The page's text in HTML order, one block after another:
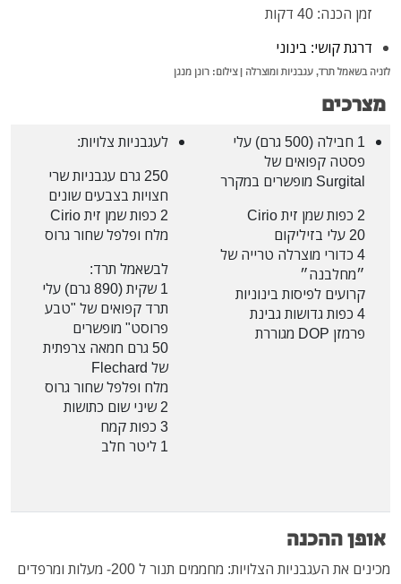
זמן הכנה: 40 דקות
דרגת קושי: בינוני
לזניה בשאמל תרד, עגבניות ומוצרלה | צילום: רונן מנגן
מצרכים
1 חבילה (500 גרם) עלי
פסטה קפואים של
Surgital מופשרים במקרר
2 כפות שמן זית Cirio
20 עלי בזיליקום
4 כדורי מוצרלה טרייה של
״מחלבנה״
קרועים לפיסות בינוניות
4 כפות גדושות גבינת
פרמזן DOP מגוררת
לעגבניות צלויות:
250 גרם עגבניות שרי
חצויות בצבעים שונים
2 כפות שמן זית Cirio
מלח ופלפל שחור גרוס
לבשאמל תרד:
1 שקית (890 גרם) עלי
תרד קפואים של "טבע
פרוסט" מופשרים
50 גרם חמאה צרפתית
של Flechard
מלח ופלפל שחור גרוס
2 שיני שום כתושות
3 כפות קמח
1 ליטר חלב
אופן ההכנה
מכינים את העגבניות הצלויות: מחממים תנור ל 200- מעלות ומרפדים